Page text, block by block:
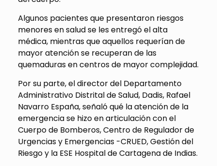
Algunos pacientes que presentaron riesgos
menores en salud se les entregó el alta
médica, mientras que aquellos requerían de
mayor atención se recuperan de las
quemaduras en centros de mayor complejidad.
Por su parte, el director del Departamento
Administrativo Distrital de Salud, Dadis, Rafael
Navarro España, señaló qué la atención de la
emergencia se hizo en articulación con el
Cuerpo de Bomberos, Centro de Regulador de
Urgencias y Emergencias -CRUED, Gestión del
Riesgo y la ESE Hospital de Cartagena de Indias.